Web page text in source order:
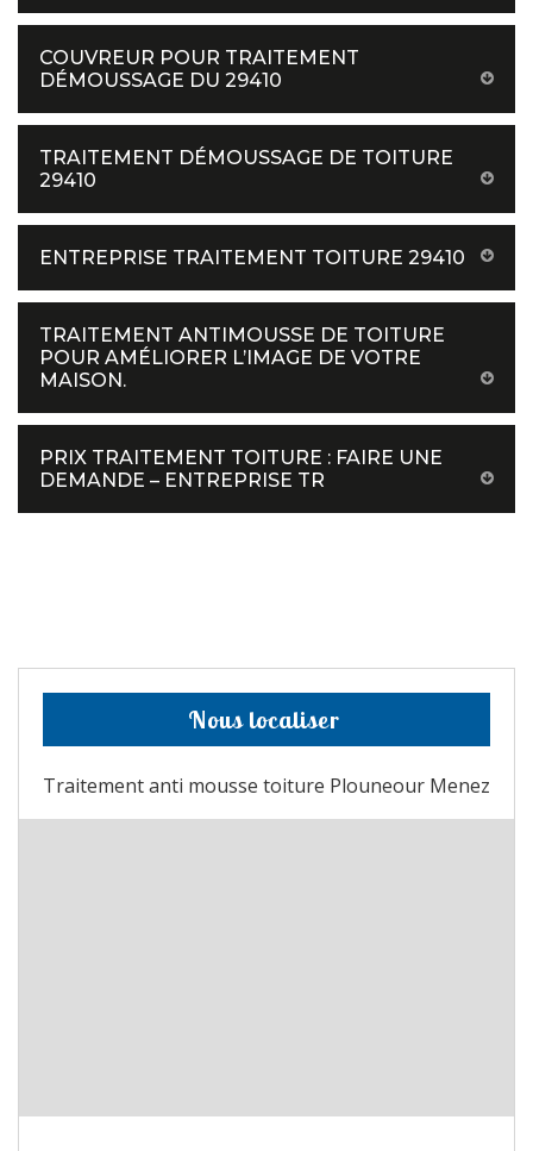
COUVREUR POUR TRAITEMENT
DÉMOUSSAGE DU 29410
TRAITEMENT DÉMOUSSAGE DE TOITURE
29410
ENTREPRISE TRAITEMENT TOITURE 29410
TRAITEMENT ANTIMOUSSE DE TOITURE
POUR AMÉLIORER L’IMAGE DE VOTRE
MAISON.
PRIX TRAITEMENT TOITURE : FAIRE UNE
DEMANDE – ENTREPRISE TR
Nous localiser
Traitement anti mousse toiture Plouneour Menez